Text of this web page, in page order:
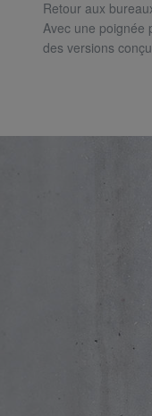
Retour aux
Avec une poignée
des versions